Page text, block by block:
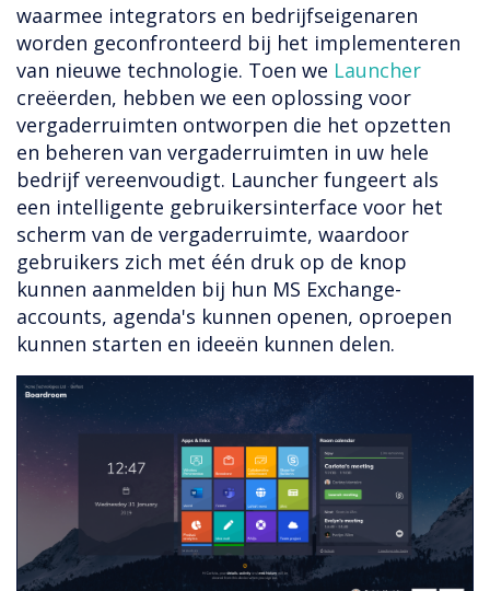
waarmee integrators en bedrijfseigenaren
worden geconfronteerd bij het implementeren
van nieuwe technologie. Toen we Launcher
creëerden, hebben we een oplossing voor
vergaderruimten ontworpen die het opzetten
en beheren van vergaderruimten in uw hele
bedrijf vereenvoudigt. Launcher fungeert als
een intelligente gebruikersinterface voor het
scherm van de vergaderruimte, waardoor
gebruikers zich met één druk op de knop
kunnen aanmelden bij hun MS Exchange-
accounts, agenda's kunnen openen, oproepen
kunnen starten en ideeën kunnen delen.